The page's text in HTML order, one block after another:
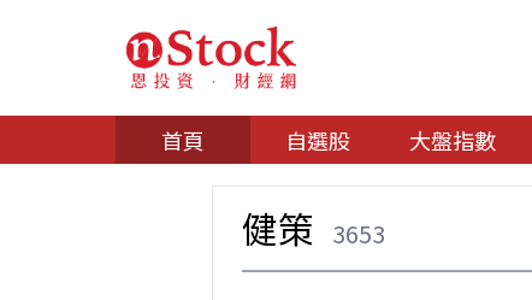
首頁 自選股 大盤指數
健策 3653